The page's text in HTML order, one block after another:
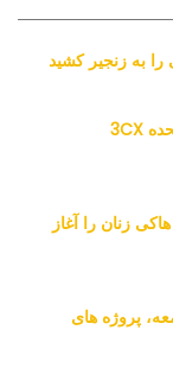
به زنجیر کشید
کره شمالی از سیستم کنفرانس ویدیویی ایالات متحده 3CX
زنان را آغاز
پروژه های